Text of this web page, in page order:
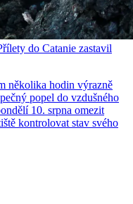
do Catanie zastavil
několika hodin výrazně
popel do vzdušného
10. srpna omezit
kontrolovat stav svého